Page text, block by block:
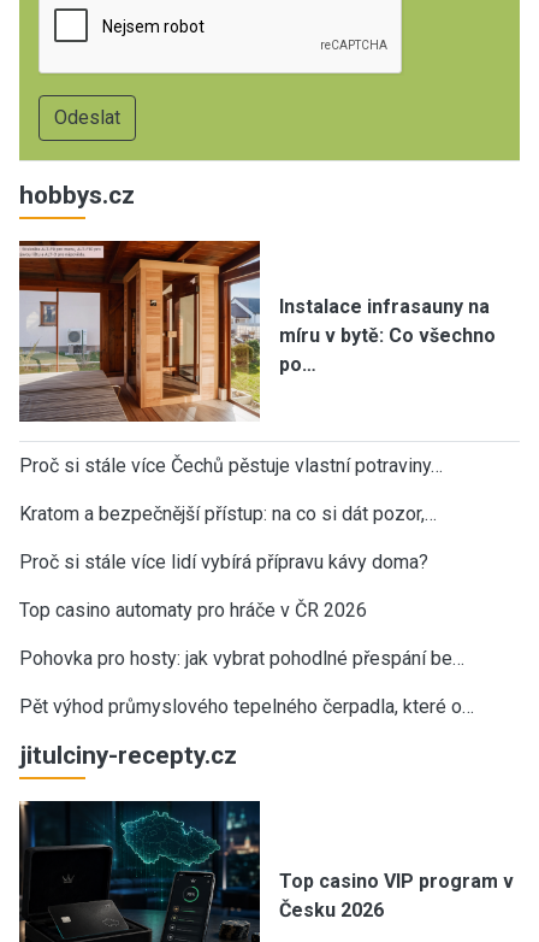
hobbys.cz
Instalace infrasauny na
míru v bytě: Co všechno
po…
Proč si stále více Čechů pěstuje vlastní potraviny…
Kratom a bezpečnější přístup: na co si dát pozor,…
Proč si stále více lidí vybírá přípravu kávy doma?
Top casino automaty pro hráče v ČR 2026
Pohovka pro hosty: jak vybrat pohodlné přespání be…
Pět výhod průmyslového tepelného čerpadla, které o…
jitulciny-recepty.cz
Top casino VIP program v
Česku 2026